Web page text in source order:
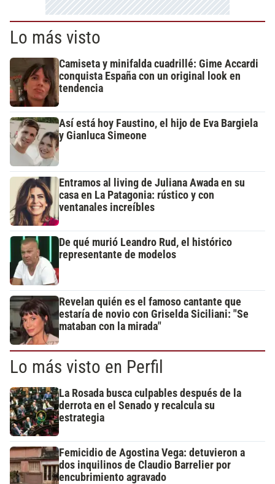
Lo más visto
Camiseta y minifalda cuadrillé: Gime Accardi
conquista España con un original look en
tendencia
Así está hoy Faustino, el hijo de Eva Bargiela
y Gianluca Simeone
Entramos al living de Juliana Awada en su
casa en La Patagonia: rústico y con
ventanales increíbles
De qué murió Leandro Rud, el histórico
representante de modelos
Revelan quién es el famoso cantante que
estaría de novio con Griselda Siciliani: "Se
mataban con la mirada"
Lo más visto en Perfil
La Rosada busca culpables después de la
derrota en el Senado y recalcula su
estrategia
Femicidio de Agostina Vega: detuvieron a
dos inquilinos de Claudio Barrelier por
encubrimiento agravado